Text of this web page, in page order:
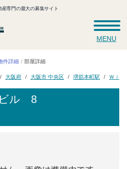
専門の最大の募集サイト
MENU
件詳細 部屋詳細
大阪府 大阪市 中央区 堺筋本町駅 Ｗｉｌ
ル 8